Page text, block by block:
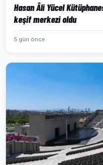
Hasan Âli Yücel
keşif merkezi oldu
5 gün önce